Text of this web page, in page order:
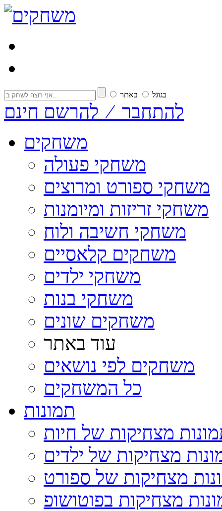
בגוגל באתר
להתחבר ⁄ להרשם חינם
משחקים
משחקי פעולה
משחקי ספורט ומרוצים
משחקי זריזות ומיומנות
משחקי חשיבה ולוח
משחקים קלאסיים
משחקי ילדים
משחקי בנות
משחקים שונים
עוד באתר
משחקים לפי נושאים
כל המשחקים
תמונות
מצחיקות של חיות
מצחיקות של ילדים
מצחיקות של ספורט
מצחיקות בפוטושופ